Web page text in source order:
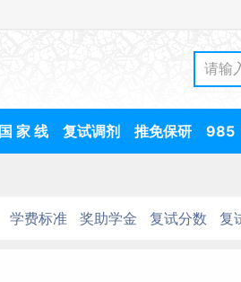
国 家 线 复试调剂 推免保研 985
学费标准 奖助学金 复试分数 复